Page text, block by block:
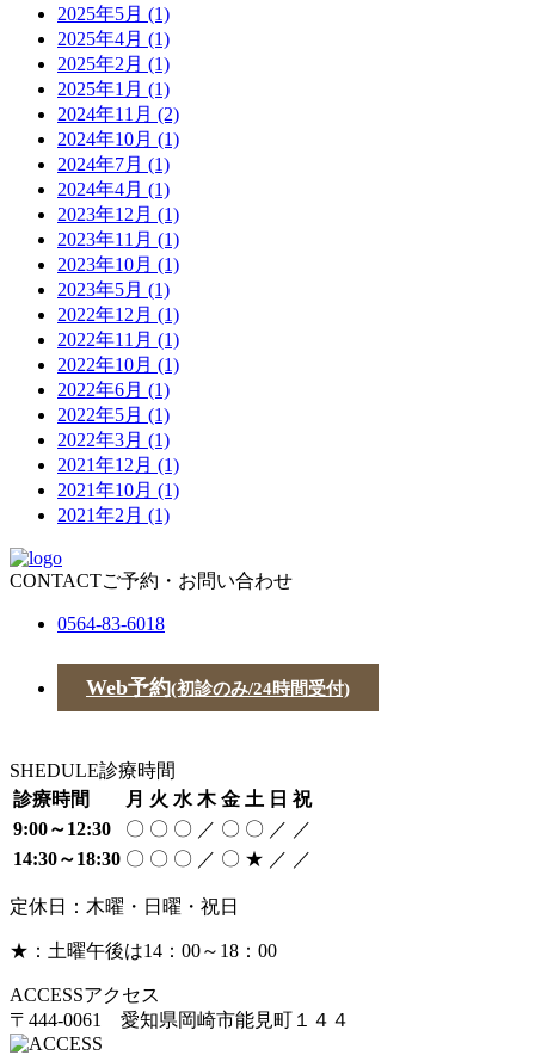
2025年5月 (1)
2025年4月 (1)
2025年2月 (1)
2025年1月 (1)
2024年11月 (2)
2024年10月 (1)
2024年7月 (1)
2024年4月 (1)
2023年12月 (1)
2023年11月 (1)
2023年10月 (1)
2023年5月 (1)
2022年12月 (1)
2022年11月 (1)
2022年10月 (1)
2022年6月 (1)
2022年5月 (1)
2022年3月 (1)
2021年12月 (1)
2021年10月 (1)
2021年2月 (1)
CONTACTご予約・お問い合わせ
0564-83-6018
Web予約(初診のみ/24時間受付)
SHEDULE診療時間
診療時間
月 火 水 木 金 土 日 祝
9:00～12:30
〇 〇 〇 ／ 〇 〇 ／ ／
14:30～18:30 〇 〇 〇 ／ 〇 ★ ／ ／
定休日：木曜・日曜・祝日
★：土曜午後は14：00～18：00
ACCESSアクセス
〒444-0061 愛知県岡崎市能見町１４４